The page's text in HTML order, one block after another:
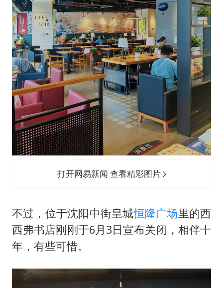
打开网易新闻 查看精彩图片
不过，位于沈阳中街皇城恒隆广场里的西
西弗书店刚刚于6月3日宣布关闭，相伴十
年，有些可惜。